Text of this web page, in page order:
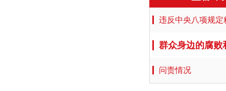
违反中央八项规定
群众身边的腐败
问责情况